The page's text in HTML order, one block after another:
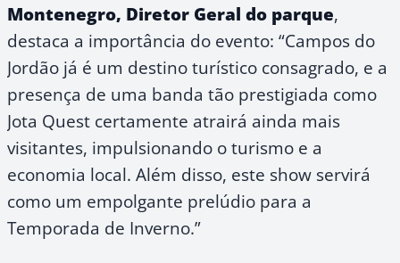
Montenegro, Diretor Geral do parque,
destaca a importância do evento: “Campos do
Jordão já é um destino turístico consagrado, e a
presença de uma banda tão prestigiada como
Jota Quest certamente atrairá ainda mais
visitantes, impulsionando o turismo e a
economia local. Além disso, este show servirá
como um empolgante prelúdio para a
Temporada de Inverno.”